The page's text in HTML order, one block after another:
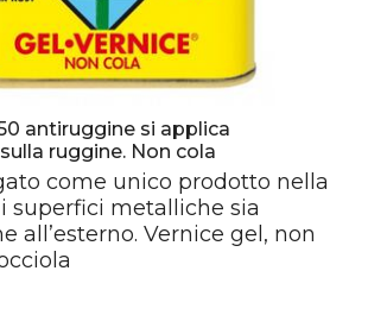
antiruggine si applica
ruggine. Non cola
come unico prodotto nella
superfici metalliche sia
all’esterno. Vernice gel, non